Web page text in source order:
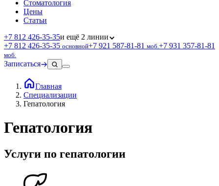
Стоматология
Цены
Статьи
+7 812 426‑35‑35и ещё 2 линии
+7 812 426‑35‑35 основной+7 921 587‑81‑81 моб. +7 931 357‑81‑81
моб.
Записаться
Главная
Специализации
Гепатология
Гепатология
Услуги по гепатологии